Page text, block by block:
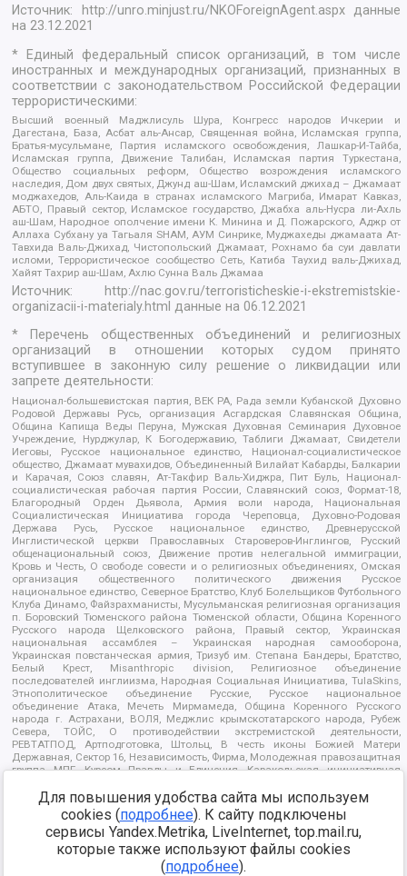
Источник: http://unro.minjust.ru/NKOForeignAgent.aspxданные
на23.12.2021
* Единый федеральный список организаций, в том числе
иностранных и международных организаций, признанных в
соответствии с законодательством Российской Федерации
террористическими:
Высший военный Маджлисуль Шура, Конгресс народов Ичкерии и
Дагестана, База, Асбат аль-Ансар, Священная война, Исламская группа,
Братья-мусульмане, Партия исламского освобождения, Лашкар-И-Тайба,
Исламская группа, Движение Талибан, Исламская партия Туркестана,
Общество социальных реформ, Общество возрождения исламского
наследия, Дом двух святых, Джунд аш-Шам, Исламский джихад – Джамаат
моджахедов, Аль-Каида в странах исламского Магриба, Имарат Кавказ,
АБТО, Правый сектор, Исламское государство, Джабха аль-Нусра ли-Ахль
аш-Шам, Народное ополчение имени К. Минина и Д. Пожарского, Аджр от
Аллаха Субхану уа Тагьаля SHAM, АУМ Синрике, Муджахеды джамаата Ат-
Тавхида Валь-Джихад, Чистопольский Джамаат, Рохнамо ба суи давлати
исломи, Террористическое сообщество Сеть, Катиба Таухид валь-Джихад,
Хайят Тахрир аш-Шам, Ахлю Сунна Валь Джамаа
Источник:
http://nac.gov.ru/terroristicheskie-i-ekstremistskie-
organizacii-i-materialy.html данные на06.12.2021
* Перечень общественных объединений и религиозных
организаций в отношении которых судом принято
вступившее в законную силу решение о ликвидации или
запрете деятельности:
Национал-большевистская партия, ВЕК РА, Рада земли Кубанской Духовно
Родовой Державы Русь, организация Асгардская Славянская Община,
Община Капища Веды Перуна, Мужская Духовная Семинария Духовное
Учреждение, Нурджулар, К Богодержавию, Таблиги Джамаат, Свидетели
Иеговы, Русское национальное единство, Национал-социалистическое
общество, Джамаат мувахидов, Объединенный Вилайат Кабарды, Балкарии
и Карачая, Союз славян, Ат-Такфир Валь-Хиджра, Пит Буль, Национал-
социалистическая рабочая партия России, Славянский союз, Формат-18,
Благородный Орден Дьявола, Армия воли народа, Национальная
Социалистическая Инициатива города Череповца, Духовно-Родовая
Держава Русь, Русское национальное единство, Древнерусской
Инглистической церкви Православных Староверов-Инглингов, Русский
общенациональный союз, Движение против нелегальной иммиграции,
Кровь и Честь, О свободе совести и о религиозных объединениях, Омская
организация общественного политического движения Русское
национальное единство, Северное Братство, Клуб Болельщиков Футбольного
Клуба Динамо, Файзрахманисты, Мусульманская религиозная организация
п. Боровский Тюменского района Тюменской области, Община Коренного
Русского народа Щелковского района, Правый сектор, Украинская
национальная ассамблея – Украинская народная самооборона,
Украинская повстанческая армия, Тризуб им. Степана Бандеры, Братство,
Белый Крест, Misanthropic division, Религиозное объединение
последователей инглиизма, Народная Социальная Инициатива, TulaSkins,
Этнополитическое объединение Русские, Русское национальное
объединение Атака, Мечеть Мирмамеда, Община Коренного Русского
народа г. Астрахани, ВОЛЯ, Меджлис крымскотатарского народа, Рубеж
Севера, ТОЙС, О противодействии экстремистской деятельности,
РЕВТАТПОД, Артподготовка, Штольц, В честь иконы Божией Матери
Державная, Сектор 16, Независимость, Фирма, Молодежная правозащитная
группа МПГ, Курсом Правды и Единения, Каракольская инициативная
Благотворительный пансионат Ак Умут, Русская республика Русь,
Арестантское уголовное единство, Башкорт, Нация и свобода, W.H.С., Фалунь
Дафа, Иртыш Ultras, Русский Патриотический клуб-Новокузнецк/РПК,
Сибирский державный союз, Фонд борьбы с коррупцией, Фонд защиты прав
граждан, Штабы Навального, Совет граждан СССР Прикубанского округа г.
Краснодара
Для повышения удобства сайта мы используем
cookies (подробнее). К сайту подключены
сервисы Yandex.Metrika, LiveInternet, top.mail.ru,
которые также используют файлы cookies
(подробнее).